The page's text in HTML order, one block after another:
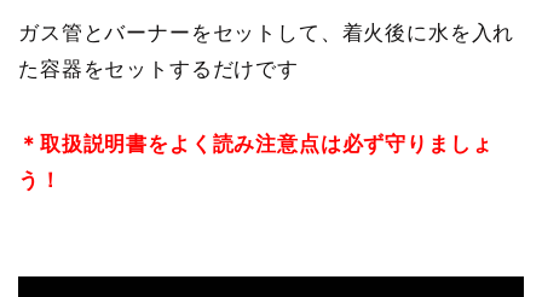
ガス管とバーナーをセットして、着火後に水を入れ
た容器をセットするだけです
＊取扱説明書をよく読み注意点は必ず守りましょ
う！